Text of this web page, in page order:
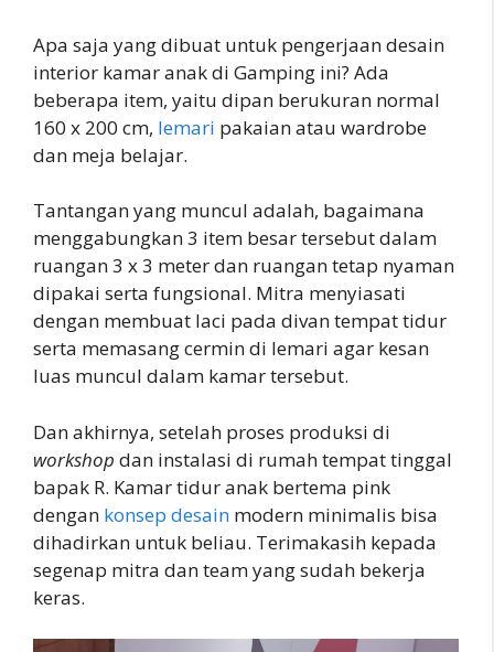
Apa saja yang dibuat untuk pengerjaan desain
interior kamar anak di Gamping ini? Ada
beberapa item, yaitu dipan berukuran normal
160 x 200 cm, lemari pakaian atau wardrobe
dan meja belajar.
Tantangan yang muncul adalah, bagaimana
menggabungkan 3 item besar tersebut dalam
ruangan 3 x 3 meter dan ruangan tetap nyaman
dipakai serta fungsional. Mitra menyiasati
dengan membuat laci pada divan tempat tidur
serta memasang cermin di lemari agar kesan
luas muncul dalam kamar tersebut.
Dan akhirnya, setelah proses produksi di
workshop dan instalasi di rumah tempat tinggal
bapak R. Kamar tidur anak bertema pink
dengan konsep desain modern minimalis bisa
dihadirkan untuk beliau. Terimakasih kepada
segenap mitra dan team yang sudah bekerja
keras.